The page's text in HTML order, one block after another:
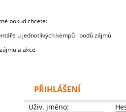
pokud chcete:
u jednotlivých kempů i bodů zájmů
a akce
PŘIHLÁŠENÍ
Uživ. jméno: